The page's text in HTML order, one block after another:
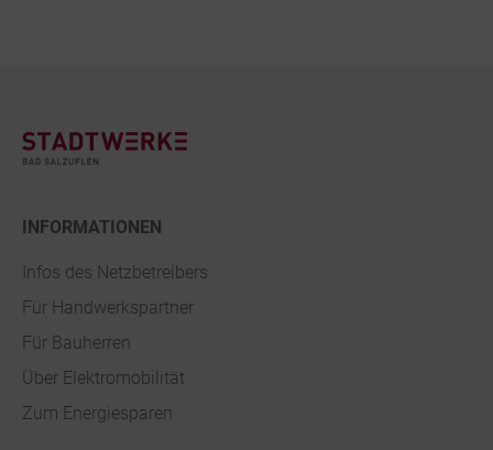
INFORMATIONEN
Infos des Netzbetreibers
Für Handwerkspartner
Für Bauherren
Über Elektromobilität
Zum Energiesparen